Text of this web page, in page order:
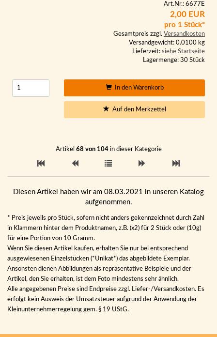
Art.Nr.: 6677E
2,00 EUR
pro 1 Stück*
Gesamtpreis zzgl. Versandkosten
Versandgewicht: 0.0100 kg
Lieferzeit: siehe Startseite
Lagermenge: 30 Stück
In den Warenkorb
Auf den Merkzettel
Artikel 68 von 104in dieser Kategorie
Diesen Artikel haben wir am 08.03.2021 in unseren Katalog
aufgenommen.
* Preis jeweils pro Stück, sofern nicht anders gekennzeichnet durch Zahl
in Klammern hinter dem Produktnamen, z.B. (x2) für 2 Stück oder (10g)
für eine Portion von 10 Gramm.
Wenn Sie diesen Artikel kaufen, erhalten Sie nur bei entsprechend
ausgewiesenen Einzelstücken (*Unikat*) das abgebildete Exemplar.
Ansonsten dienen Abbildungen als repräsentative Beispiele und der
Artikel, den Sie erhalten, ist dem Foto mindestens sehr ähnlich.
Alle angegebenen Preise sind Endpreise zzgl. Liefer-/Versandkosten. Es
erfolgt kein Ausweis der Umsatzsteuer aufgrund der Anwendung der
Kleinunternehmerregelung gem. § 19 UStG.